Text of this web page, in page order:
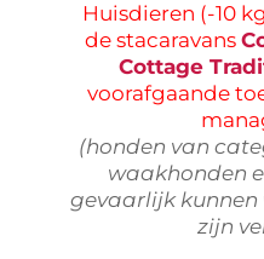
Huisdieren (-10
de stacaravans
Cottage
voorafgaande
(honden van
waakhonden
gevaarlijk kunnen
zijn